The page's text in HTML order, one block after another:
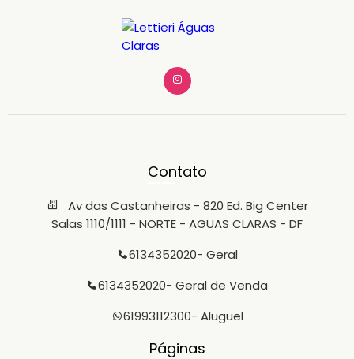
Contato
Av das Castanheiras - 820 Ed. Big Center
Salas 1110/1111 - NORTE - AGUAS CLARAS - DF
6134352020- Geral
6134352020- Geral de Venda
61993112300- Aluguel
Páginas